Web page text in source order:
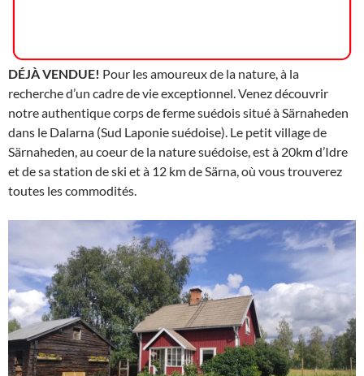
DÉJÀ VENDUE! Pour les amoureux de la nature, à la
recherche d’un cadre de vie exceptionnel. Venez découvrir
notre authentique corps de ferme suédois situé à Särnaheden
dans le Dalarna (Sud Laponie suédoise). Le petit village de
Särnaheden, au coeur de la nature suédoise, est à 20km d’Idre
et de sa station de ski et à 12 km de Särna, où vous trouverez
toutes les commodités.